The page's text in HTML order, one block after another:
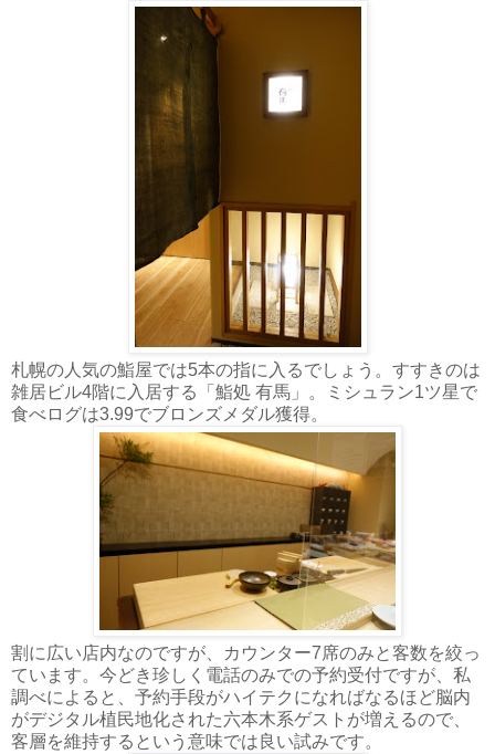
札幌の人気の鮨屋では5本の指に入るでしょう。すすきのは
雑居ビル4階に入居する「鮨処 有馬」。ミシュラン1ツ星で
食べログは3.99でブロンズメダル獲得。
割に広い店内なのですが、カウンター7席のみと客数を絞っ
ています。今どき珍しく電話のみでの予約受付ですが、私
調べによると、予約手段がハイテクになればなるほど脳内
がデジタル植民地化された六本木系ゲストが増えるので、
客層を維持するという意味では良い試みです。